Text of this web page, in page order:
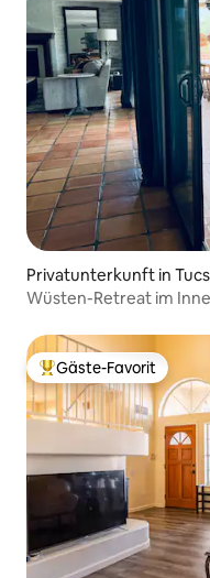
Privatunterkunft in
Wüsten-Retreat im
Beliebter Gäste-Favorit.
Gäste-Favorit